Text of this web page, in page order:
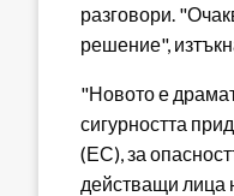
разговори.
решение",
"Новото е
сигурността
(ЕС), за
действащи лица